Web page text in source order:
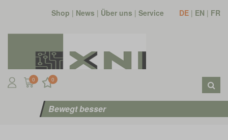
Shop | News | Über uns | Service DE | EN | FR
0 0
Bewegt besser